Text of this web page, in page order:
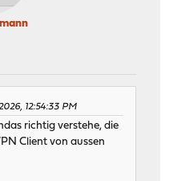
12:54:33 PM
richtig verstehe, die
Client von aussen